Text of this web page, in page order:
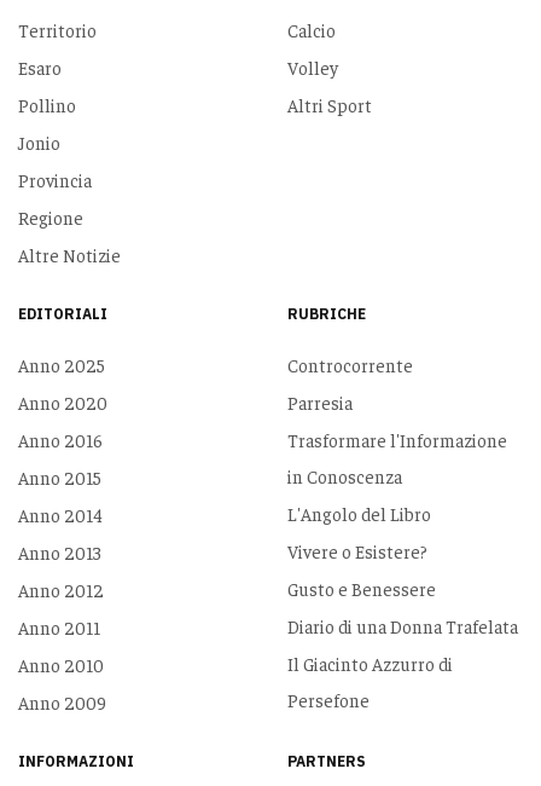
Territorio
Esaro
Pollino
Jonio
Provincia
Regione
Altre Notizie
Calcio
Volley
Altri Sport
EDITORIALI
Anno 2025
Anno 2020
Anno 2016
Anno 2015
Anno 2014
Anno 2013
Anno 2012
Anno 2011
Anno 2010
Anno 2009
RUBRICHE
Controcorrente
Parresia
Trasformare l'Informazione
in Conoscenza
L'Angolo del Libro
Vivere o Esistere?
Gusto e Benessere
Diario di una Donna Trafelata
Il Giacinto Azzurro di
Persefone
INFORMAZIONI PARTNERS